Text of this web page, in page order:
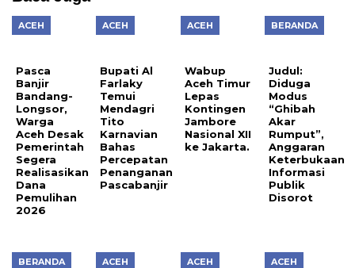
ACEH
Pasca
Banjir
Bandang-
Longsor,
Warga
Aceh Desak
Pemerintah
Segera
Realisasikan
Dana
Pemulihan
2026
ACEH
Bupati Al
Farlaky
Temui
Mendagri
Tito
Karnavian
Bahas
Percepatan
Penanganan
Pascabanjir
ACEH
Wabup
Aceh Timur
Lepas
Kontingen
Jambore
Nasional XII
ke Jakarta.
BERANDA
Judul:
Diduga
Modus
“Ghibah
Akar
Rumput”,
Anggaran
Keterbukaan
Informasi
Publik
Disorot
BERANDA ACEH ACEH ACEH